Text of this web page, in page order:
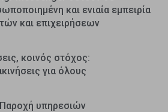
και ενιαία εμπειρία
και επιχειρήσεων
κοινός στόχος:
για όλους
υπηρεσιών